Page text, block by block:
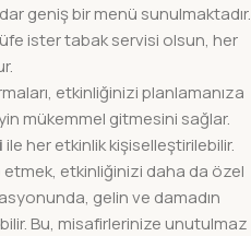
geniş bir menü sunulmaktadır.
ister tabak servisi olsun, her
etkinliğinizi planlamanıza
mükemmel gitmesini sağlar.
ile her etkinlik kişiselleştirilebilir.
etkinliğinizi daha da özel
gelin ve damadın
Bu, misafirlerinize unutulmaz